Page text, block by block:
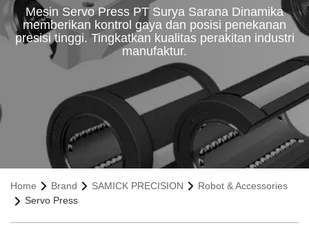
Mesin Servo Press PT Surya Sarana Dinamika
memberikan kontrol gaya dan posisi penekanan
presisi tinggi. Tingkatkan kualitas perakitan industri
manufaktur.
Home Brand SAMICK PRECISION
Robot & Accessories
Servo Press